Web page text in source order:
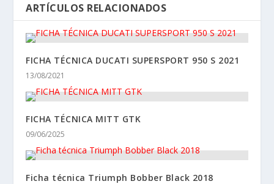
ARTÍCULOS RELACIONADOS
FICHA TÉCNICA DUCATI SUPERSPORT 950 S 2021
13/08/2021
FICHA TÉCNICA MITT GTK
09/06/2025
Ficha técnica Triumph Bobber Black 2018